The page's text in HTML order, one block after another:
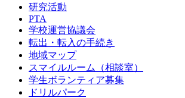
研究活動
PTA
学校運営協議会
転出・転入の手続き
地域マップ
スマイルルーム（相談室）
学生ボランティア募集
ドリルパーク